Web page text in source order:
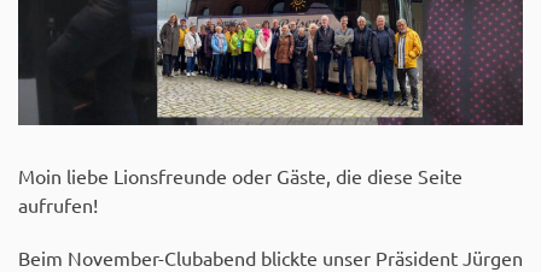
Moin liebe Lionsfreunde oder Gäste, die diese Seite
aufrufen!
Beim November-Clubabend blickte unser Präsident Jürgen